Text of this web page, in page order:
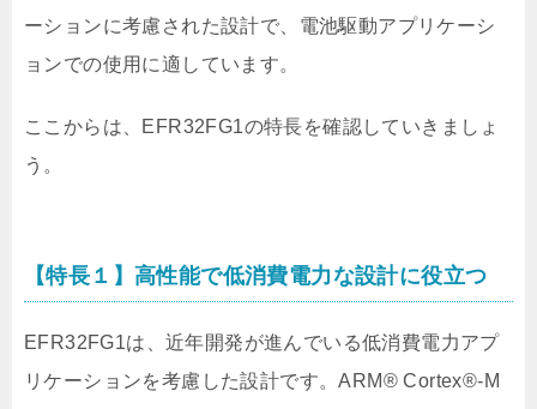
ーションに考慮された設計で、電池駆動アプリケーシ
ョンでの使用に適しています。
ここからは、EFR32FG1の特長を確認していきましょ
う。
【特長１】高性能で低消費電力な設計に役立つ
EFR32FG1は、近年開発が進んでいる低消費電力アプ
リケーションを考慮した設計です。ARM® Cortex®-M